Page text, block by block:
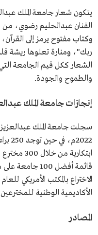
يتكون شعار جامعة الملك
الفنان عبدالحليم رضوي، من
وكتاب مفتوح يرمز إلى
ربك"، ومنارة تعلوها ريشة
الشعار ككل قيم الجامعة
والطموح والجودة.
إنجازات جامعة الملك
ابتكارية
قائمة أفضل
الأكاديمية الوطنية للمخترعين
المصادر